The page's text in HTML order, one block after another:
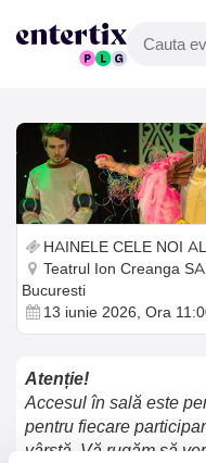
HAINELE CELE NOI
Teatrul Ion Creanga
Bucuresti
13 iunie 2026, Ora
Atenție!
Accesul în sală este
pentru fiecare
vârstă. Vă rugăm să